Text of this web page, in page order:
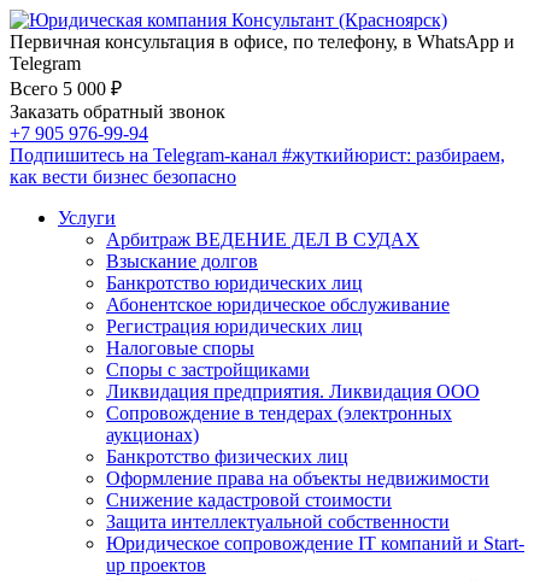
Первичная консультация в офисе, по телефону, в WhatsApp и
Telegram
Всего 5 000 ₽
Заказать обратный звонок
+7 905 976-99-94
Подпишитесь на Telegram-канал #жуткийюрист: разбираем,
как вести бизнес безопасно
Услуги
Арбитраж ВЕДЕНИЕ ДЕЛ В СУДАХ
Взыскание долгов
Банкротство юридических лиц
Абонентское юридическое обслуживание
Регистрация юридических лиц
Налоговые споры
Споры с застройщиками
Ликвидация предприятия. Ликвидация ООО
Сопровождение в тендерах (электронных
аукционах)
Банкротство физических лиц
Оформление права на объекты недвижимости
Снижение кадастровой стоимости
Защита интеллектуальной собственности
Юридическое сопровождение IT компаний и Start-
up проектов